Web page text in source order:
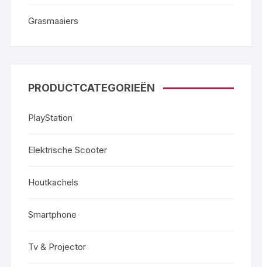
Grasmaaiers
PRODUCTCATEGORIEËN
PlayStation
Elektrische Scooter
Houtkachels
Smartphone
Tv & Projector